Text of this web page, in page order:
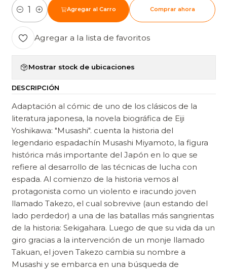
Cantidad
Agregar al Carro Comprar ahora
Agregar a la lista de favoritos
Mostrar stock de ubicaciones
DESCRIPCIÓN
Adaptación al cómic de uno de los clásicos de la
literatura japonesa, la novela biográfica de Eiji
Yoshikawa: "Musashi". cuenta la historia del
legendario espadachín Musashi Miyamoto, la figura
histórica más importante del Japón en lo que se
refiere al desarrollo de las técnicas de lucha con
espada. Al comienzo de la historia vemos al
protagonista como un violento e iracundo joven
llamado Takezo, el cual sobrevive (aun estando del
lado perdedor) a una de las batallas más sangrientas
de la historia: Sekigahara. Luego de que su vida da un
giro gracias a la intervención de un monje llamado
Takuan, el joven Takezo cambia su nombre a
Musashi y se embarca en una búsqueda de